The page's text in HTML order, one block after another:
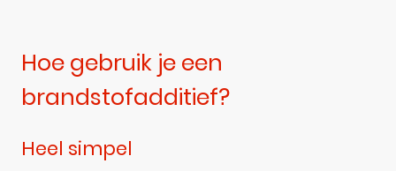
Hoe gebruik je een
brandstofadditief?
Heel simpel